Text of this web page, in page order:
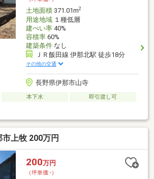
土地面積371.01m2
用途地域１種低層
建ぺい率40%
容積率60%
建築条件なし
ＪＲ飯田線 伊那北駅 徒歩18分
その他の交通
長野県伊那市山寺
本下水
即引渡し可
上牧 200万円
200万円
（坪単価:-）